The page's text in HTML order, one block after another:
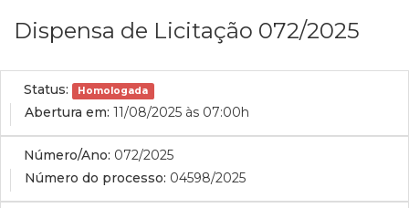
Dispensa de Licitação 072/2025
Status: Homologada
Abertura em: 11/08/2025 às 07:00h
Número/Ano: 072/2025
Número do processo: 04598/2025